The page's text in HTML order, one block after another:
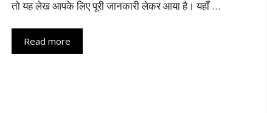
तो यह लेख आपके लिए पूरी जानकारी लेकर आया है। यहाँ …
Read more